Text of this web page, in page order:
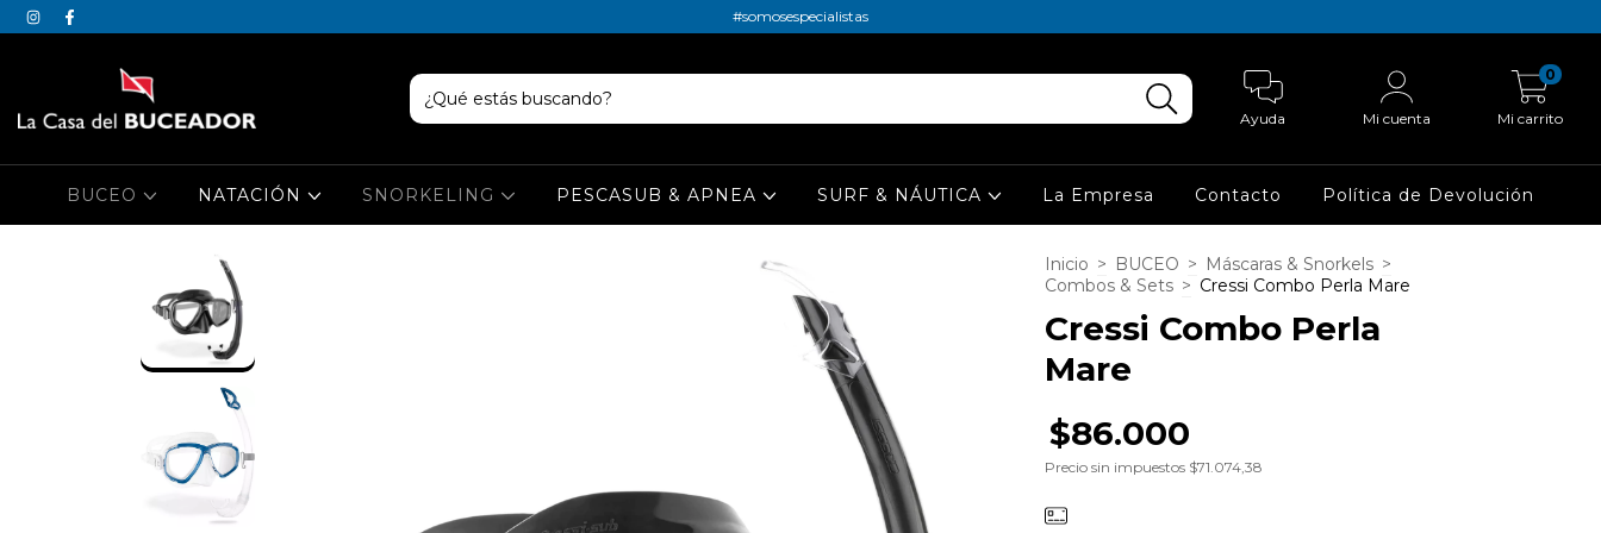
#somosespecialistas
Ayuda Mi cuenta Mi carrito
0
BUCEO NATACIÓN SNORKELING PESCASUB & APNEA SURF & NÁUTICA La Empresa Contacto Política de Devolución
Inicio > BUCEO > Máscaras & Snorkels >
Combos & Sets > Cressi Combo Perla Mare
Cressi Combo Perla
Mare
$86.000
Precio sin impuestos $71.074,38